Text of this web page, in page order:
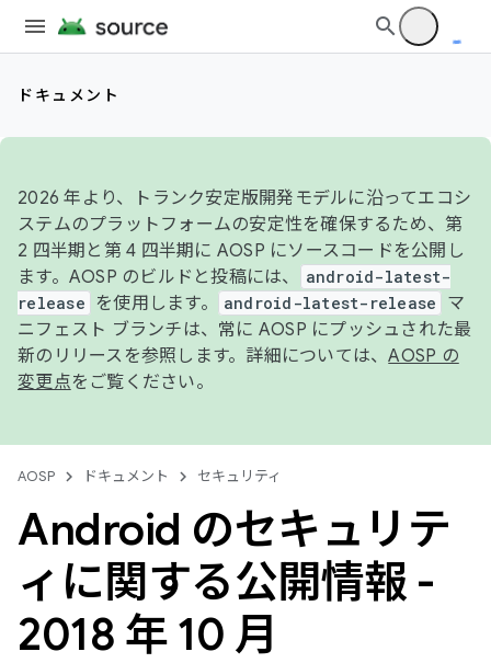
ドキュメント
2026 年より、トランク安定版開発モデルに沿ってエコシ
ステムのプラットフォームの安定性を確保するため、第
2 四半期と第 4 四半期に AOSP にソースコードを公開し
ます。AOSP のビルドと投稿には、
android-latest-
release
を使用します。 android-latest-release
マ
ニフェスト ブランチは、常に AOSP にプッシュされた最
新のリリースを参照します。詳細については、AOSP の
変更点をご覧ください。
AOSP ドキュメント セキュリティ
Android のセキュリテ
ィに関する公開情報 -
2018 年 10 月